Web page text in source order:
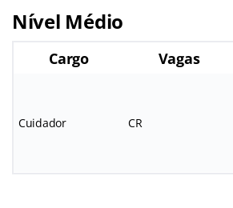
Nível Médio
Cargo Vagas
Cuidador CR